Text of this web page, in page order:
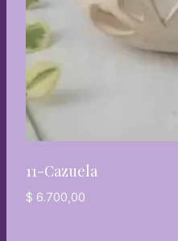
11-Cazuela
$ 6.700,00